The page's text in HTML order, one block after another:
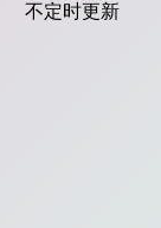
不定时更新